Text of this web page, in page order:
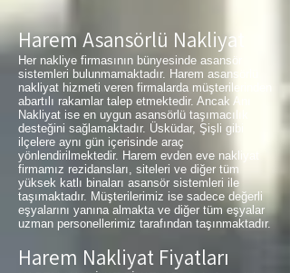
Harem Asansörlü Nakliyat
Her nakliye firmasının bünyesinde asansör
sistemleri bulunmamaktadır. Harem asansörlü
nakliyat hizmeti veren firmalarda müşterilerinden
abartılı rakamlar talep etmektedir. Ancak Anı
Nakliyat ise en uygun asansörlü taşımacılık
desteğini sağlamaktadır. Üsküdar, Şişli gibi
ilçelere aynı gün içerisinde araç
yönlendirilmektedir. Harem evden eve nakliyat
firmamız rezidansları, siteleri ve diğer tüm
yüksek katlı binaları asansör sistemleri ile
taşımaktadır. Müşterilerimiz ise sadece değerli
eşyalarını yanına almakta ve diğer tüm eşyalar
uzman personellerimiz tarafından taşınmaktadır.
Harem Nakliyat Fiyatları